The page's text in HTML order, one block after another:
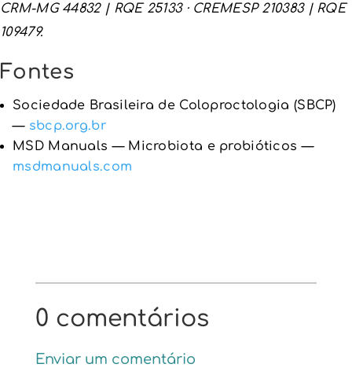
CRM-MG 44832 | RQE 25133 · CREMESP 210383 | RQE
109479.
Fontes
Sociedade Brasileira de Coloproctologia (SBCP)
— sbcp.org.br
MSD Manuals — Microbiota e probióticos —
msdmanuals.com
0 comentários
Enviar um comentário